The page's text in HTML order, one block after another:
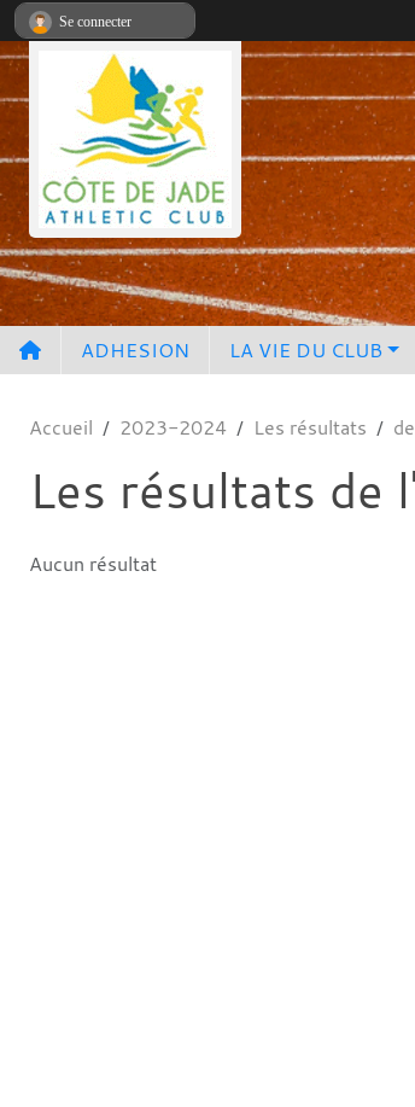
ADHESION LA VIE DU CLUB
Accueil 2023-2024 Les résultats
Les résultats de
Aucun résultat
Se connecter
Panneau de gestion des cookies